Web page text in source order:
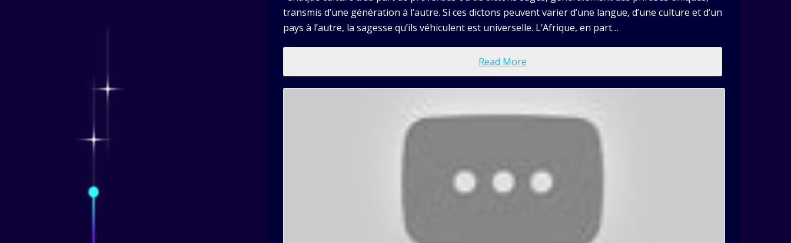
transmis d’une génération à l’autre. Si ces dictons peuvent varier d’une langue, d’une culture et d’un
pays à l’autre, la sagesse qu’ils véhiculent est universelle. L’Afrique, en part…
Read More